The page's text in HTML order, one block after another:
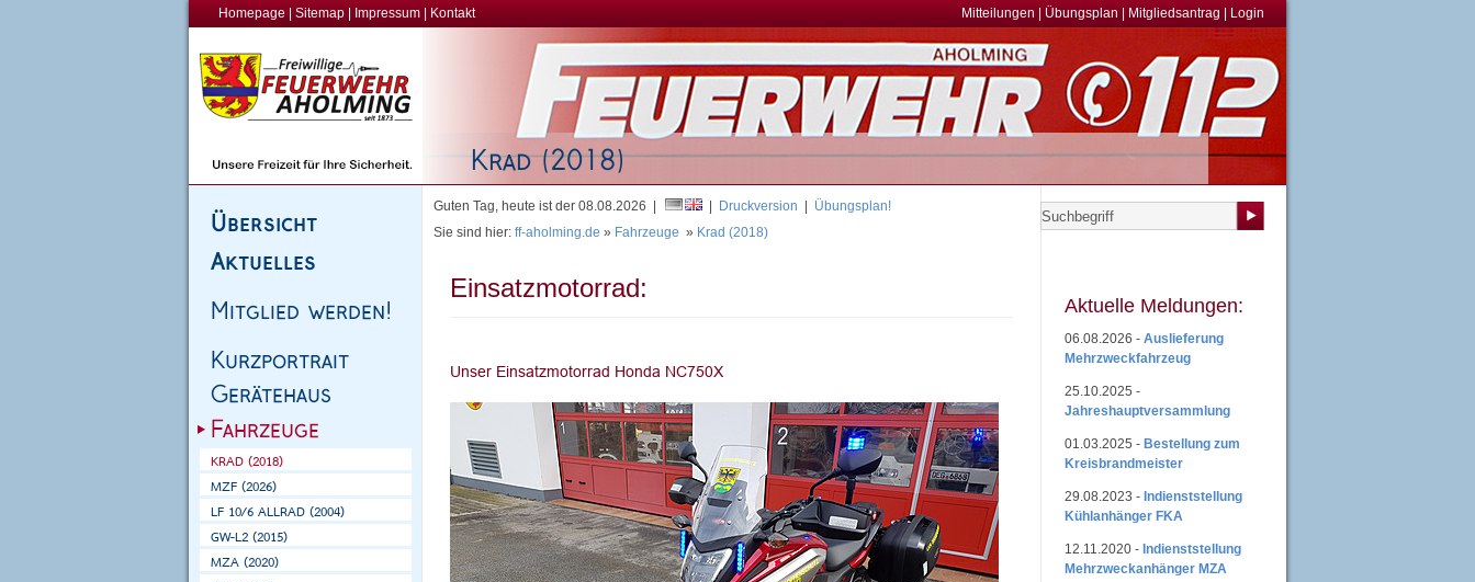
Homepage Sitemap Impressum Kontakt Mitteilungen Übungsplan Mitgliedsantrag Login
Guten Tag, heute ist der 08.08.2026 | Druckversion
Übungsplan!
Sie sind hier: ff-aholming.de » Fahrzeuge » Krad (2018)
Einsatzmotorrad:
Aktuelle Meldungen:
06.08.2026 - Auslieferung
Mehrzweckfahrzeug
25.10.2025 -
Jahreshauptversammlung
01.03.2025 - Bestellung zum
Kreisbrandmeister
29.08.2023 - Indienststellung
Kühlanhänger FKA
12.11.2020 - Indienststellung
Mehrzweckanhänger MZA